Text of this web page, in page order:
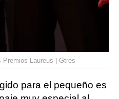
Premios Laureus | Gtres
para el pequeño es